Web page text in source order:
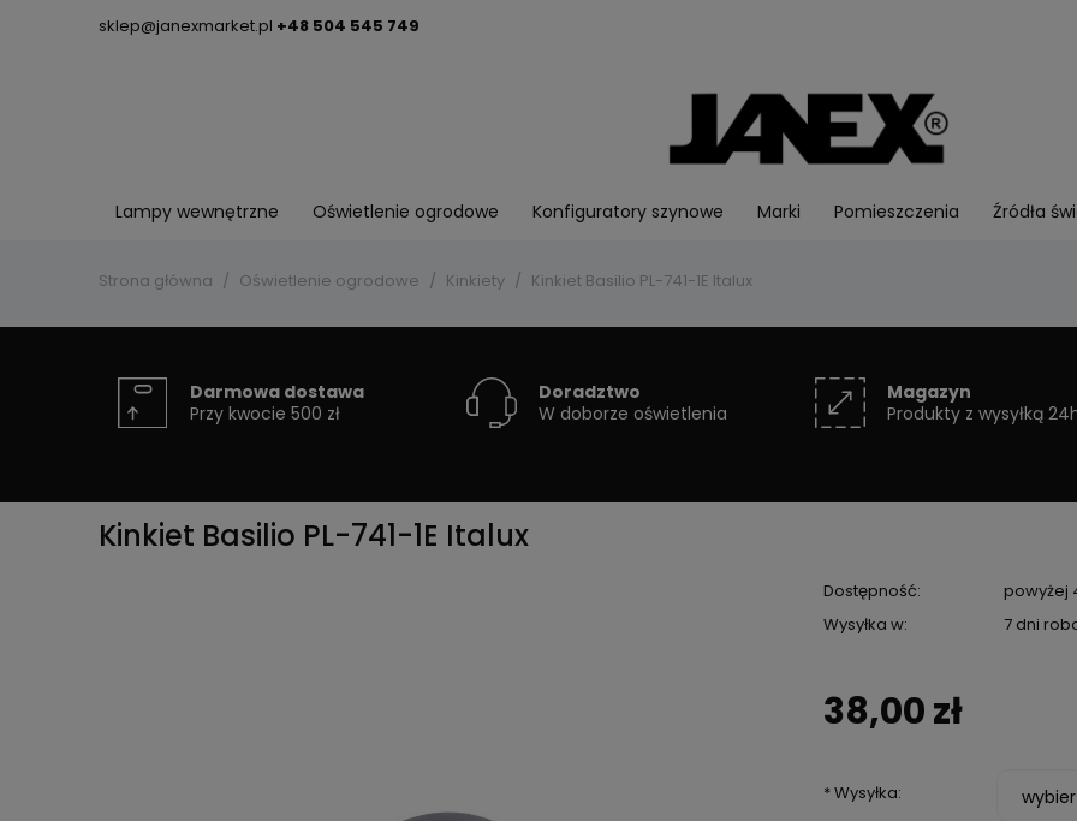
sklep@janexmarket.pl +48 504 545 749
Lampy wewnętrzne Oświetlenie ogrodowe Konfiguratory szynowe Marki Pomieszczenia Źródła
Strona główna Oświetlenie ogrodowe Kinkiety Kinkiet Basilio PL-741-1E Italux
Darmowa dostawa
Przy kwocie 500 zł
Doradztwo
W doborze oświetlenia
Magazyn
Produkty z wysyłką
Kinkiet Basilio PL-741-1E Italux
Dostępność:
powyżej
Wysyłka w:
7 dni
38,00 zł
*Wysyłka: